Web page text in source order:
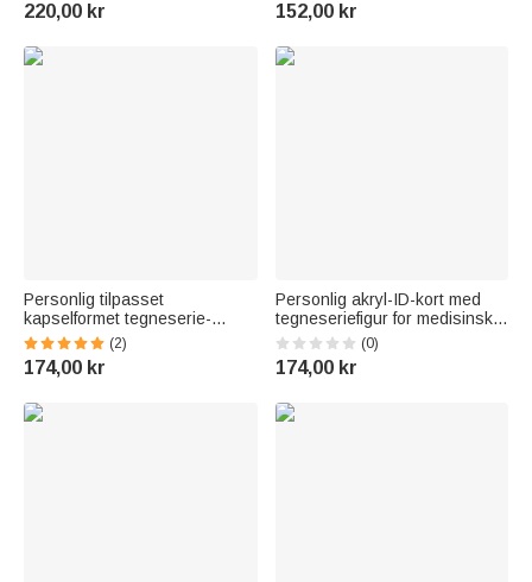
jubileum
220,00 kr
sykepleieruken til leger,
medisinsk personale
152,00 kr
Personlig tilpasset
kapselformet tegneserie-
inspirert, uttrekkbar
navneskilt-spole for medisinsk
personell med navn –
og bursdagsgave til lege og
(2)
174,00 kr
Personlig akryl-ID-kort med
tegneseriefigur for medisinsk
personale – til daglig bruk i
helsevesenet – bursdags- og
sykepleierdag-gave til
(0)
174,00 kr